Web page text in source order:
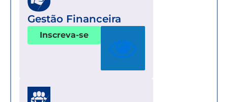
Gestão Financeira
Inscreva-se